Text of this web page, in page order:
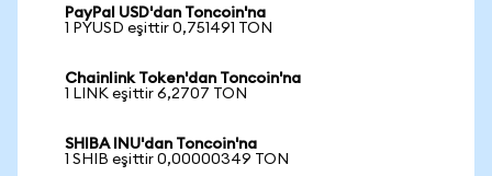
PayPal USD'dan Toncoin'na
1 PYUSD eşittir 0,751491 TON
Chainlink Token'dan Toncoin'na
1 LINK eşittir 6,2707 TON
SHIBA INU'dan Toncoin'na
1 SHIB eşittir 0,00000349 TON